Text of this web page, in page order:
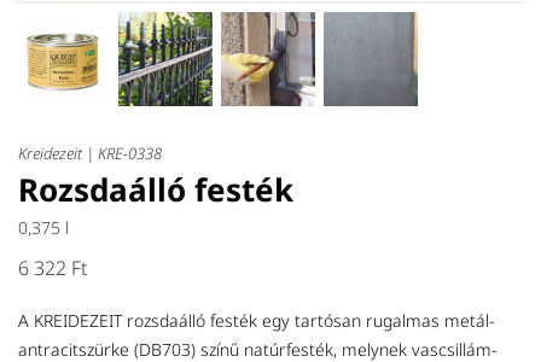
Kreidezeit | KRE-0338
Rozsdaálló festék
0,375 l
6 322 Ft
A KREIDEZEIT rozsdaálló festék egy tartósan rugalmas metál-
antracitszürke (DB703) színű natúrfesték, melynek vascsillám-